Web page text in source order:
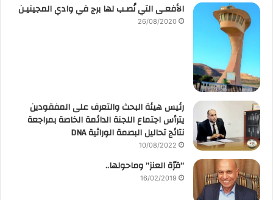
الأفعـى التي نُصـب لها برج في وادي المجينيـن
26/08/2020
رئيس هيئة البحث والتعرف على المفقودين
يترأس اجتماع اللجنة الدائمة الخاصة بمراجعة
نتائج تحاليل البصمة الوراثية DNA
10/08/2022
“قرّة العنز” وماحولها..
16/02/2019